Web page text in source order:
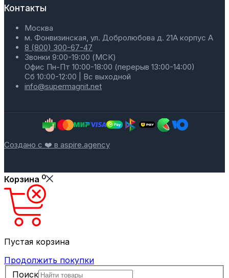
Контакты
Москва
м. Фонвизинская, ул. Добролюбова д. 21А корпус А
8 (800) 300-67-47
Звонки 9:00-19:00 (МСК)
Офис Пн-Пт 10:00-18:00 (перерыв 13:00-14:00)
Сб 10:00-12:00 | Вс выходной
info@supermagnit.net
Создано с ❤️ в aspire.agency
Корзина 0
Пустая корзина
Продолжить покупки
Поиск